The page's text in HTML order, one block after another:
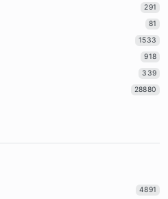
291
81
1533
918
339
28880
4891